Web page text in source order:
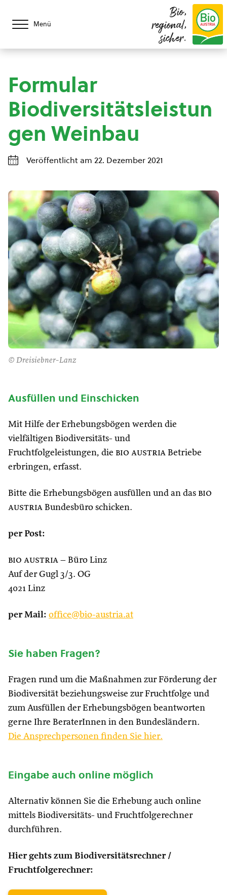
Menü
Bio,
regional,
sicher.
Formular
Biodiversitätsleistun
gen Weinbau
Veröffentlicht am 22. Dezember 2021
© Dreisiebner-Lanz
Ausfüllen und Einschicken
Mit Hilfe der Erhebungsbögen werden die
vielfältigen Biodiversitäts- und
Fruchtfolgeleistungen, die bio austria Betriebe
erbringen, erfasst.
Bitte die Erhebungsbögen ausfüllen und an das bio
austria Bundesbüro schicken.
per Post:
bio austria – Büro Linz
Auf der Gugl 3/3. OG
4021 Linz
per Mail: office@bio-austria.at
Sie haben Fragen?
Fragen rund um die Maßnahmen zur Förderung der
Biodiversität beziehungsweise zur Fruchtfolge und
zum Ausfüllen der Erhebungsbögen beantworten
gerne Ihre BeraterInnen in den Bundesländern.
Die Ansprechpersonen finden Sie hier.
Eingabe auch online möglich
Alternativ können Sie die Erhebung auch online
mittels Biodiversitäts- und Fruchtfolgerechner
durchführen.
Hier gehts zum Biodiversitätsrechner /
Fruchtfolgerechner: